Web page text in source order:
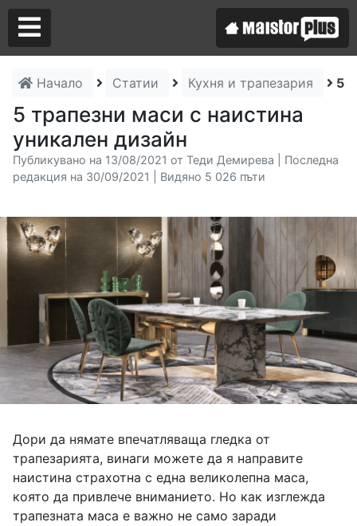
Начало Статии Кухня и трапезария 5
5 трапезни маси с наистина
уникален дизайн
Публикувано на 13/08/2021 от Теди Демирева | Последна
редакция на 30/09/2021 | Видяно 5 026 пъти
Дори да нямате впечатляваща гледка от
трапезарията, винаги можете да я направите
наистина страхотна с една великолепна маса,
която да привлече вниманието. Но как изглежда
трапезната маса е важно не само заради
Аз съм майстор
Търся майстор